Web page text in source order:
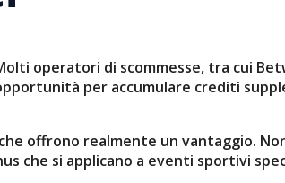
operatori di scommesse, tra cui
per accumulare crediti
offrono realmente un vantaggio.
che si applicano a eventi sportivi